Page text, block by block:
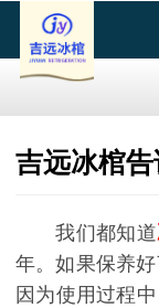
吉远冰棺
我们都知道
年。如果保养
因为使用过程